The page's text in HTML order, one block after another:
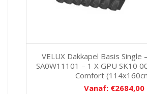
VELUX Dakkapel Basis Single
SA0W11101 – 1 X GPU SK10
Comfort
Vanaf: €2684,00